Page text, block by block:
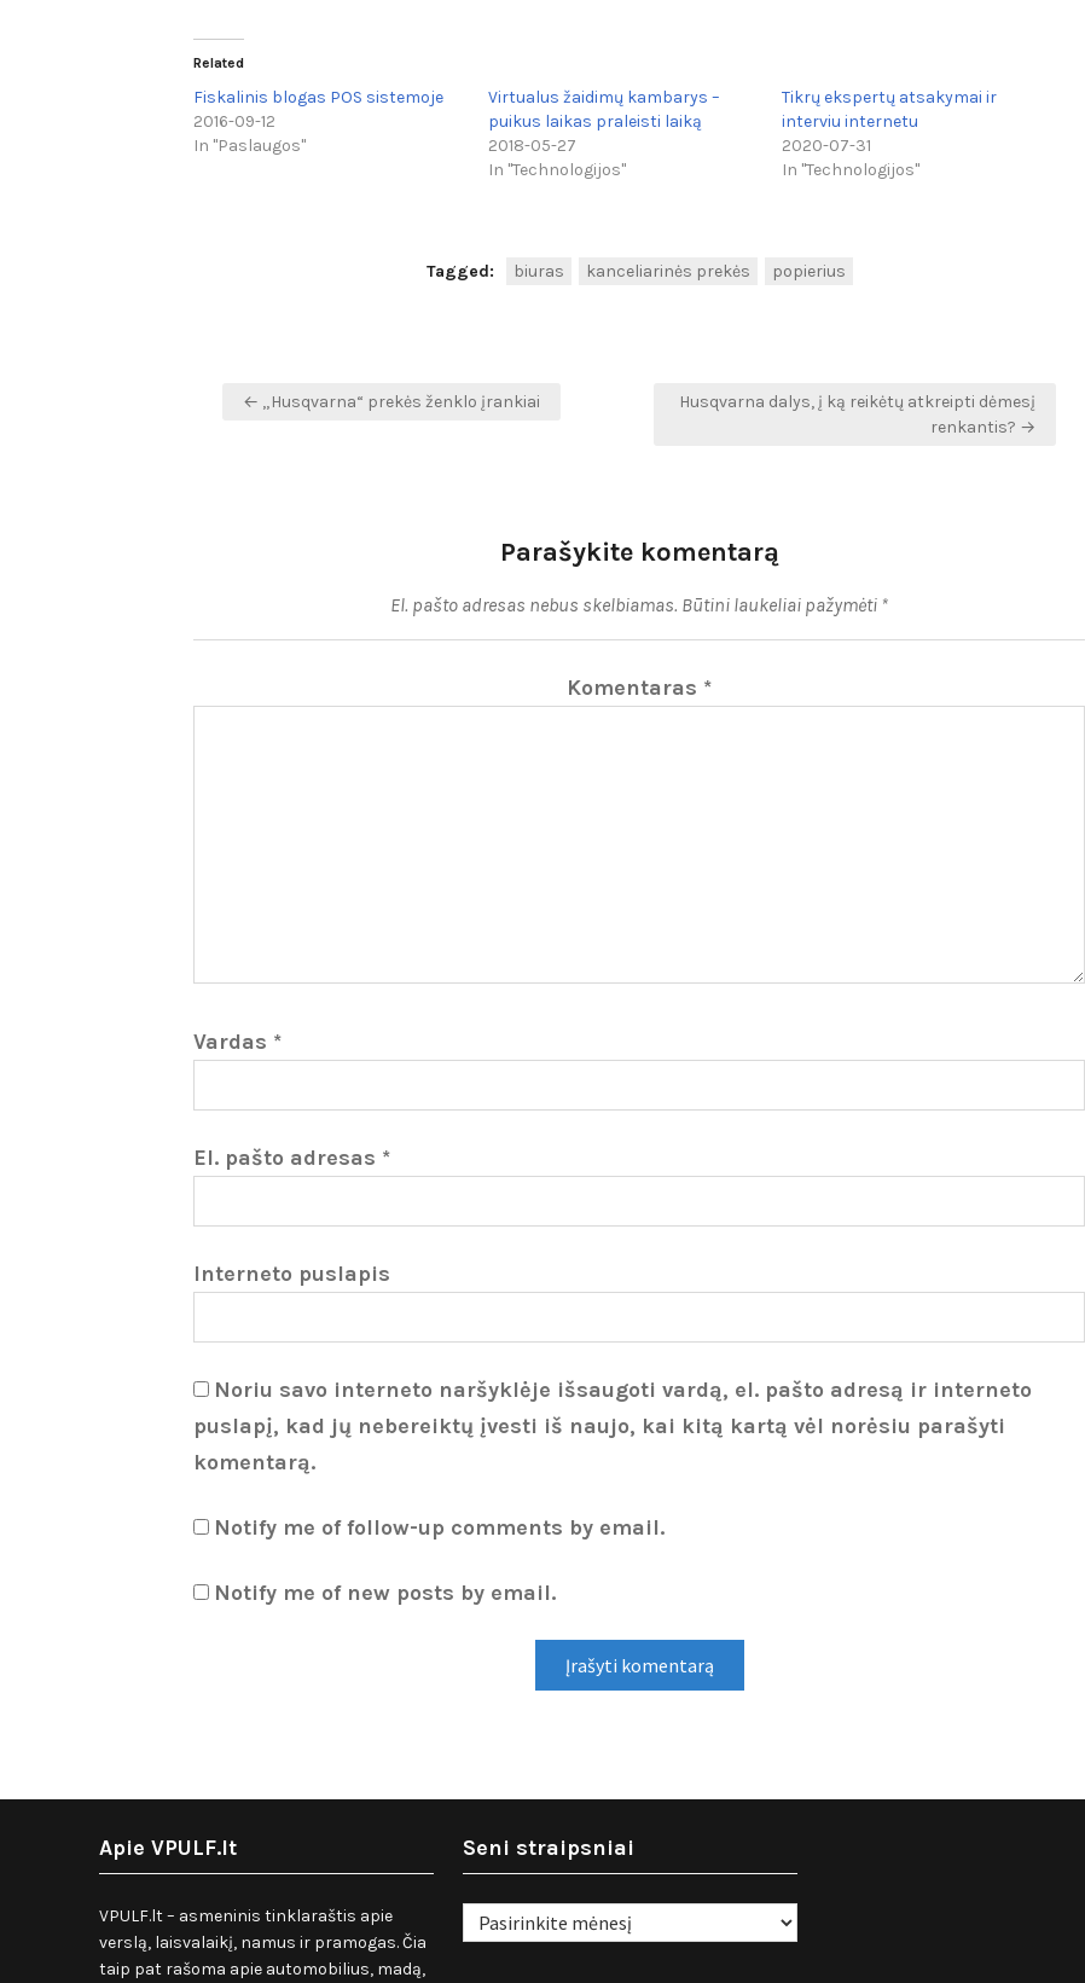
Related
Fiskalinis blogas POS sistemoje
2016-09-12
In "Paslaugos"
Virtualus žaidimų kambarys –
puikus laikas praleisti laiką
2018-05-27
In "Technologijos"
Tikrų ekspertų atsakymai ir
interviu internetu
2020-07-31
In "Technologijos"
Tagged: biuras kanceliarinės prekės popierius
Navigacija
← „Husqvarna“ prekės ženklo įrankiai
Husqvarna dalys, į ką reikėtų atkreipti dėmesį
renkantis? →
Parašykite komentarą
El. pašto adresas nebus skelbiamas. Būtini laukeliai pažymėti *
Komentaras *
Vardas *
El. pašto adresas *
Interneto puslapis
Noriu savo interneto naršyklėje išsaugoti vardą, el. pašto adresą ir interneto
puslapį, kad jų nebereiktų įvesti iš naujo, kai kitą kartą vėl norėsiu parašyti
komentarą.
Notify me of follow-up comments by email.
Notify me of new posts by email.
Apie VPULF.lt
VPULF.lt – asmeninis tinklaraštis apie
verslą, laisvalaikį, namus ir pramogas. Čia
taip pat rašoma apie automobilius, madą,
Seni straipsniai
Seni
straipsniai